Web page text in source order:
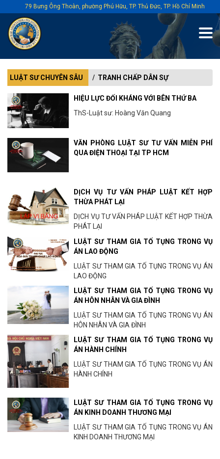
79 Bưng Ông Thoàn, phường Phú Hữu, TP. Thủ Đức, TP. Hồ Chí Minh
LUẬT SƯ CHUYÊN SÂU TRANH CHẤP DÂN SỰ
HIỆU LỰC ĐỐI KHÁNG VỚI BÊN THỨ BA
ThS-Luật sư: Hoàng Văn Quang
VĂN PHÒNG LUẬT SƯ TƯ VẤN MIỄN PHÍ
QUA ĐIỆN THOẠI TẠI TP HCM
DỊCH VỤ TƯ VẤN PHÁP LUẬT KẾT HỢP
THỪA PHÁT LẠI
DỊCH VỤ TƯ VẤN PHÁP LUẬT KẾT HỢP THỪA
PHÁT LẠI
LUẬT SƯ THAM GIA TỐ TỤNG TRONG VỤ
ÁN LAO ĐỘNG
LUẬT SƯ THAM GIA TỐ TỤNG TRONG VỤ ÁN
LAO ĐỘNG
LUẬT SƯ THAM GIA TỐ TỤNG TRONG VỤ
ÁN HÔN NHÂN VÀ GIA ĐÌNH
LUẬT SƯ THAM GIA TỐ TỤNG TRONG VỤ ÁN
HÔN NHÂN VÀ GIA ĐÌNH
LUẬT SƯ THAM GIA TỐ TỤNG TRONG VỤ
ÁN HÀNH CHÍNH
LUẬT SƯ THAM GIA TỐ TỤNG TRONG VỤ ÁN
HÀNH CHÍNH
LUẬT SƯ THAM GIA TỐ TỤNG TRONG VỤ
ÁN KINH DOANH THƯƠNG MẠI
LUẬT SƯ THAM GIA TỐ TỤNG TRONG VỤ ÁN
KINH DOANH THƯƠNG MẠI